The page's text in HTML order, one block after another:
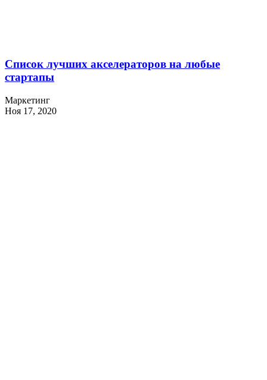
Список лучших акселераторов на любые
стартапы
Маркетинг
Ноя 17, 2020